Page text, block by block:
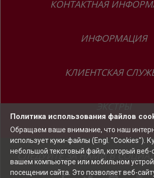
КОНТАКТНАЯ
ИНФОРМАЦИЯ
КЛИЕНТСКАЯ
ЭКСТРЫ
СЛЕДУЙТЕ ЗА НАМИ В
Политика использования файлов
Обращаем ваше внимание, что наш
использует куки-файлы (Engl. "Cookies").
небольшой текстовый файл, который веб-
вашем компьютере или мобильном
посещении сайта. Это позволяет веб-